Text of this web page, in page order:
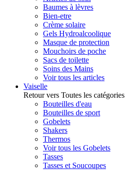
Baumes à lèvres
Bien-etre
Crème solaire
Gels Hydroalcoolique
Masque de protection
Mouchoirs de poche
Sacs de toilette
Soins des Mains
Voir tous les articles
Vaiselle
Retour vers Toutes les catégories
Bouteilles d'eau
Bouteilles de sport
Gobelets
Shakers
Thermos
Voir tous les Gobelets
Tasses
Tasses et Soucoupes